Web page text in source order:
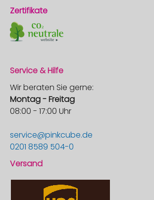
Zertifikate
Service & Hilfe
Wir beraten Sie gerne:
Montag - Freitag
08:00 - 17:00 Uhr
service@pinkcube.de
0201 8589 504-0
Versand